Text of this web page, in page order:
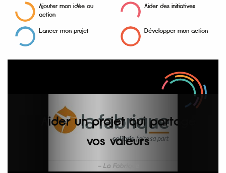
Ajouter mon idée ou
action
Aider des initiatives
Lancer mon projet Développer mon action
Aider un projet qui partage
vos valeurs
La Fabrique